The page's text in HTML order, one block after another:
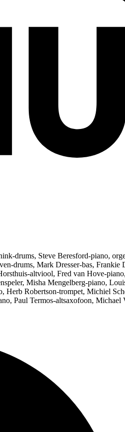
drums, Steve Beresford-piano,
drums, Mark Dresser-bas, Frankie
altviool, Fred van Hove-
Misha Mengelberg-piano,
Herb Robertson-trompet, Michiel
Paul Termos-altsaxofoon, Michael